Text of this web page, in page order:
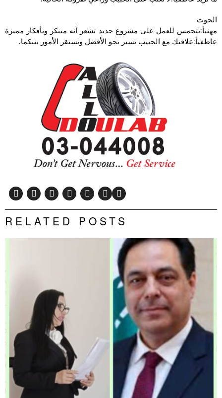
الحوت
مهنياً:تتحمس للعمل على مشروع جديد تشعر أنه مبتكر وبأفكار مميزة
عاطفياً:علاقتك مع الحبيب تسير نحو الأفضل وتستقر الأمور بينكما.
RELATED POSTS